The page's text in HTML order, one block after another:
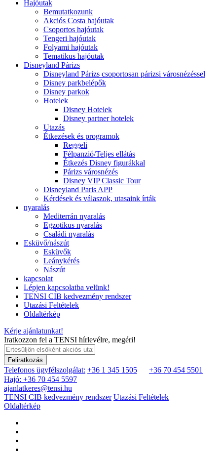
Hajóutak
Bemutatkozunk
Akciós Costa hajóutak
Csoportos hajóutak
Tengeri hajóutak
Folyami hajóutak
Tematikus hajóutak
Disneyland Párizs
Disneyland Párizs csoportosan párizsi városnézéssel
Disney parkbelépők
Disney parkok
Hotelek
Disney Hotelek
Disney partner hotelek
Utazás
Étkezések és programok
Reggeli
Félpanzió/Teljes ellátás
Étkezés Disney figurákkal
Párizs városnézés
Disney VIP Classic Tour
Disneyland Paris APP
Kérdések és válaszok, utasaink írták
nyaralás
Mediterrán nyaralás
Egzotikus nyaralás
Családi nyaralás
Esküvő/nászút
Esküvők
Leánykérés
Nászút
kapcsolat
Lépjen kapcsolatba velünk!
TENSI CIB kedvezmény rendszer
Utazási Feltételek
Oldaltérkép
Kérje ajánlatunkat!
Iratkozzon fel a TENSI hírlevélre, megéri!
Feliratkozás
Telefonos ügyfélszolgálat: +36 1 345 1505
+36 70 454 5501
Hajó: +36 70 454 5597
ajanlatkeres@tensi.hu
TENSI CIB kedvezmény rendszer Utazási Feltételek
Oldaltérkép